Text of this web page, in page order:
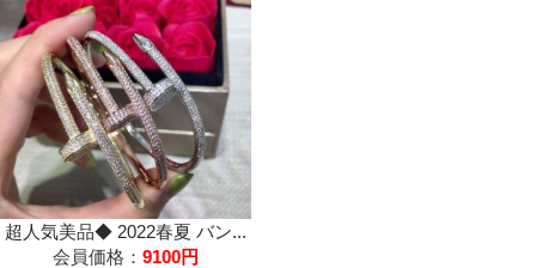
超人気美品◆ 2022春夏 バン...
会員価格： 9100円